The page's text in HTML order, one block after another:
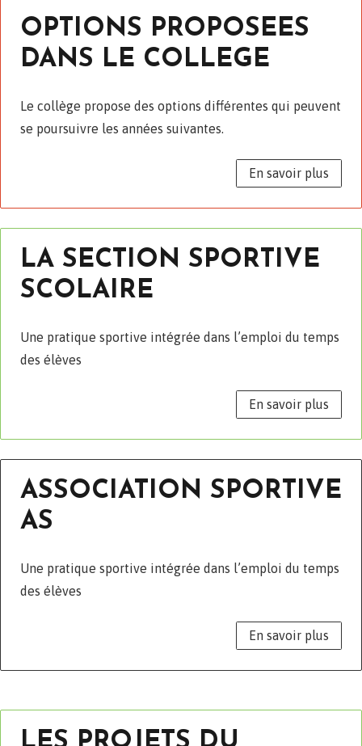
OPTIONS PROPOSEES
DANS LE COLLEGE
Le collège propose des options différentes qui peuvent
se poursuivre les années suivantes.
En savoir plus
LA SECTION SPORTIVE
SCOLAIRE
Une pratique sportive intégrée dans l’emploi du temps
des élèves
En savoir plus
ASSOCIATION SPORTIVE
AS
Une pratique sportive intégrée dans l’emploi du temps
des élèves
En savoir plus